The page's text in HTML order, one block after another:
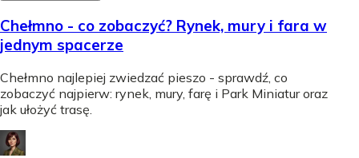
Chełmno - co zobaczyć? Rynek, mury i fara w
jednym spacerze
Chełmno najlepiej zwiedzać pieszo - sprawdź, co
zobaczyć najpierw: rynek, mury, farę i Park Miniatur oraz
jak ułożyć trasę.